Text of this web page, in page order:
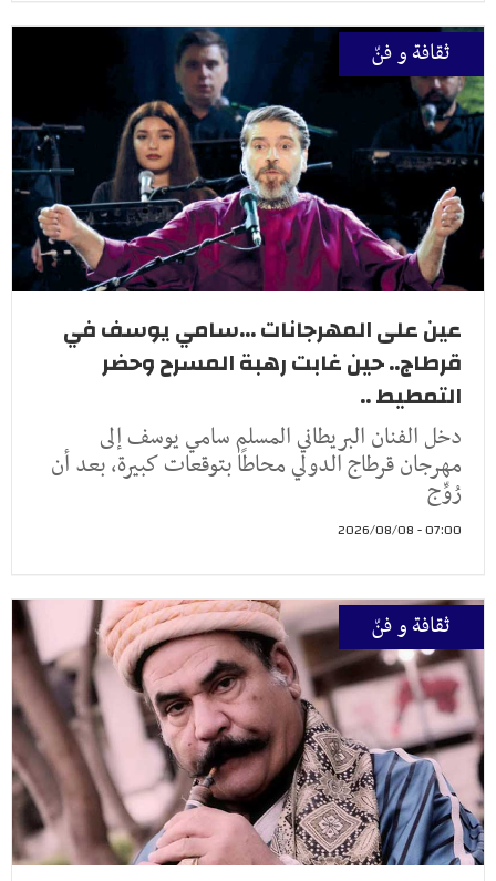
ثقافة و فنّ
عين على المهرجانات ...سامي يوسف في
قرطاج.. حين غابت رهبة المسرح وحضر
التمطيط ..
دخل الفنان البريطاني المسلم سامي يوسف إلى
مهرجان قرطاج الدولي محاطًا بتوقعات كبيرة، بعد أن
رُوِّج
07:00 - 2026/08/08
ثقافة و فنّ